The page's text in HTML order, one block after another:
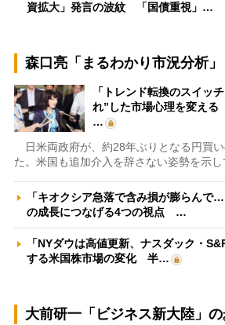
資拡大」発言の波紋 「国債重視」…
森口亮「まるわかり市況分析」
「トレンド転換のスイッ
れ”した市場心理を変える
…
日米両政府が、約28年ぶりとなる円買
た。米国も追加介入を辞さない姿勢を示
「キオクシア急落で含み損が膨らんで
の成長につなげる4つの視点 …
「NYダウは高値更新、ナスダック・
する米国株市場の変化 半…
大前研一「ビジネス新大陸」